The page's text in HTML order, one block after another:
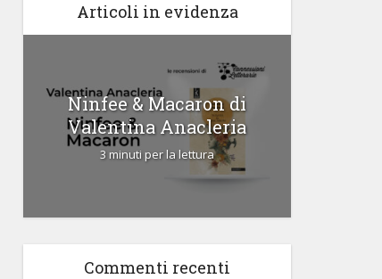
Articoli in evidenza
Ninfee & Macaron di
Valentina Anacleria
3 minuti per la lettura
Commenti recenti